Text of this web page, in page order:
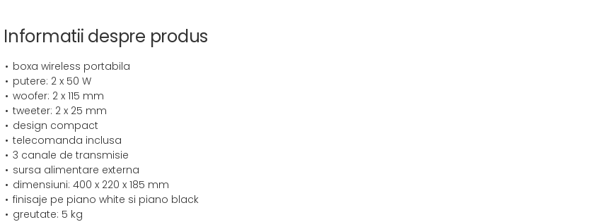
Informatii despre produs
boxa wireless portabila
putere: 2 x 50 W
woofer: 2 x 115 mm
tweeter: 2 x 25 mm
design compact
telecomanda inclusa
3 canale de transmisie
sursa alimentare externa
dimensiuni: 400 x 220 x 185 mm
finisaje pe piano white si piano black
greutate: 5 kg